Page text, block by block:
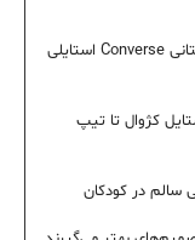
راهنمای ست کردن کفش کانورس؛ چگونه با کتانی Converse استایلی
کژوال تا تیپ